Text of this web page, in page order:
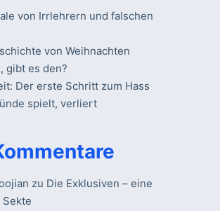
von Irrlehrern und falschen
von Weihnachten
gibt es den?
Der erste Schritt zum Hass
spielt, verliert
zu Die Exklusiven – eine